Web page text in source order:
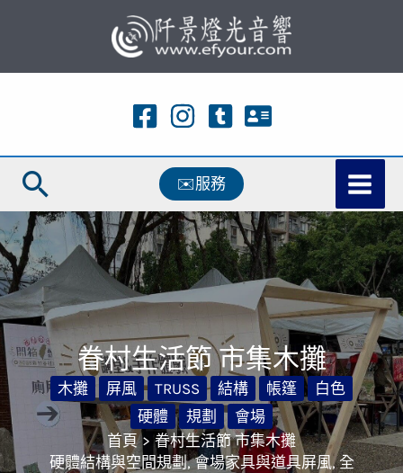
主
容
搜
尋
✉️服務
眷村生活節 市集木攤
木攤 屏風 TRUSS 結構 帳篷
白色
硬體
規劃
會場
首頁
眷村生活節 市集木攤
硬體結構與空間規劃,會場家具與道具屏風,全